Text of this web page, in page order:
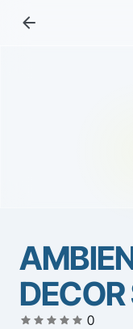
arrow_back
DECOR
star star star star star 0